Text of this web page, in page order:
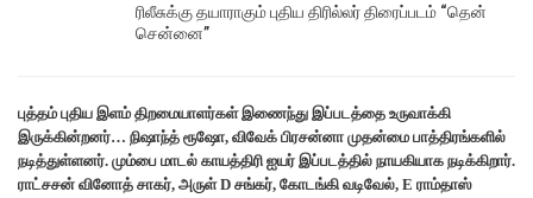
ரிலீசுக்கு தயாராகும் புதிய திரில்லர் திரைப்படம் “தென்
சென்னை”
புத்தம் புதிய இளம் திறமையாளர்கள் இணைந்து இப்படத்தை உருவாக்கி
இருக்கின்றனர்… நிஷாந்த் ரூஷோ, விவேக் பிரசன்னா முதன்மை பாத்திரங்களில்
நடித்துள்ளனர். மும்பை மாடல் காயத்திரி ஐயர் இப்படத்தில் நாயகியாக நடிக்கிறார்.
ராட்சசன் வினோத் சாகர், அருள் D சங்கர், கோடங்கி வடிவேல், E ராம்தாஸ்